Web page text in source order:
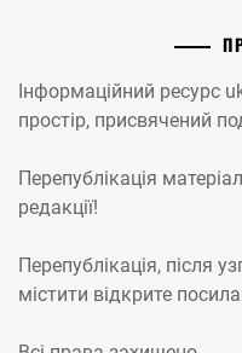
Інформаційний ресурс
простір, присвячений
Перепублікація
редакції!
Перепублікація, після
містити відкрите